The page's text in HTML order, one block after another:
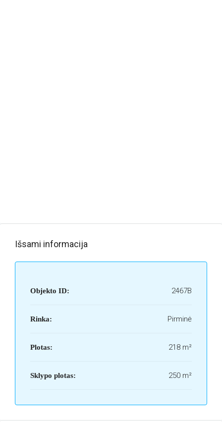
Išsami informacija
Objekto ID: 2467B
Rinka: Pirminė
Plotas: 218 m²
Sklypo plotas: 250 m²